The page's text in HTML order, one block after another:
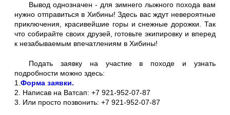
Вывод однозначен - для зимнего лыжного похода вам
нужно отправиться в Хибины! Здесь вас ждут невероятные
приключения, красивейшие горы и снежные дорожки. Так
что собирайте своих друзей, готовьте экипировку и вперед
к незабываемым впечатлениям в Хибины!
Подать заявку на участие в походе и узнать
подробности можно здесь:
1.Форма заявки.
2. Написав на Ватсап: +7 921-952-07-87
3. Или просто позвонить: +7 921-952-07-87